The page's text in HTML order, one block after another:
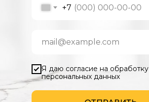
+7
Я даю согласие на обработку
персональных данных